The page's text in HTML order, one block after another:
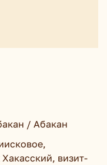
/ Абакан
визит-